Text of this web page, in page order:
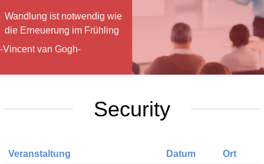
Wandlung ist notwendig wie
die Erneuerung im Frühling
-Vincent van Gogh-
Security
Veranstaltung Datum
Ort